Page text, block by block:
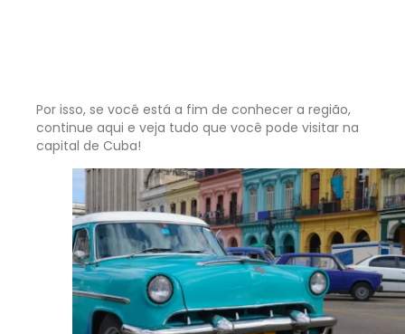
Por isso, se você está a fim de conhecer a região,
continue aqui e veja tudo que você pode visitar na
capital de Cuba!